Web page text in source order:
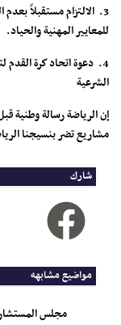
3. الالتزام مستقبلاً
للمعايير المهنية والحياد.
4. دعوة اتحاد كرة
الشرعية
إن الرياضة رسالة وطنية
مشاريع تضر بنسيجنا
شارك
مواضيع مشابهه
مجلس